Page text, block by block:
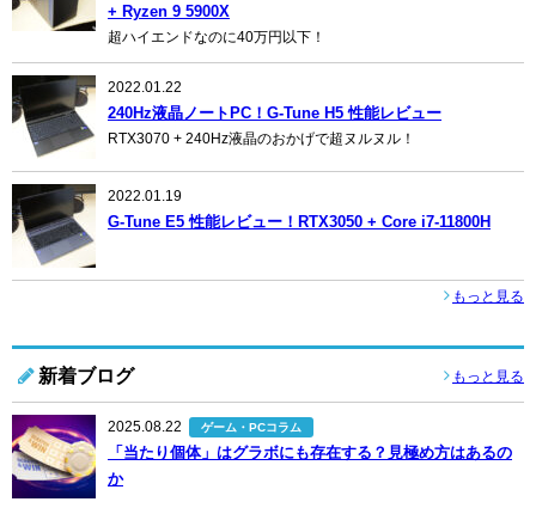
+ Ryzen 9 5900X
超ハイエンドなのに40万円以下！
2022.01.22
240Hz液晶ノートPC！G-Tune H5 性能レビュー
RTX3070 + 240Hz液晶のおかげで超ヌルヌル！
2022.01.19
G-Tune E5 性能レビュー！RTX3050 + Core i7-11800H
もっと見る
新着ブログ もっと見る
2025.08.22 ゲーム・PCコラム
「当たり個体」はグラボにも存在する？見極め方はあるの
か